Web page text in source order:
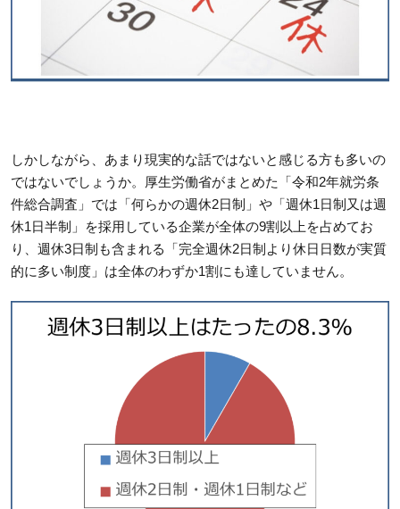
しかしながら、あまり現実的な話ではないと感じる方も多いの
ではないでしょうか。厚生労働省がまとめた「令和2年就労条
件総合調査」では「何らかの週休2日制」や「週休1日制又は週
休1日半制」を採用している企業が全体の9割以上を占めてお
り、週休3日制も含まれる「完全週休2日制より休日日数が実質
的に多い制度」は全体のわずか1割にも達していません。